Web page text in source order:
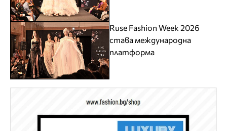
Ruse Fashion Week 2026
става международна
платформа